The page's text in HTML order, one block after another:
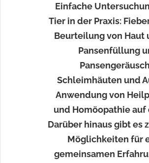
Einfache
Tier in der Praxis:
Beurteilung von Haut
Pansenfüllung
Schleimhäuten und
Anwendung von
und Homöopathie auf
Darüber hinaus gibt es
Möglichkeiten für
gemeinsamen